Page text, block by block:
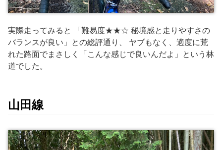
実際走ってみると 「難易度★★☆ 秘境感と走りやすさの
バランスが良い」との総評通り、 ヤブもなく、適度に荒
れた路面でまさしく「こんな感じで良いんだよ」という林
道でした。
山田線